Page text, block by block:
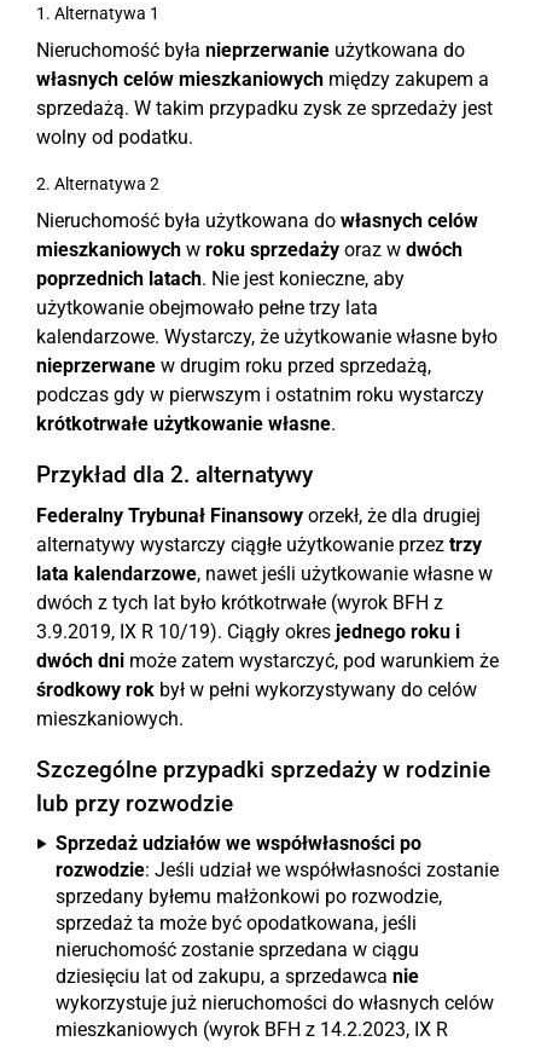
1. Alternatywa 1
Nieruchomość była nieprzerwanie użytkowana do
własnych celów mieszkaniowych między zakupem a
sprzedażą. W takim przypadku zysk ze sprzedaży jest
wolny od podatku.
2. Alternatywa 2
Nieruchomość była użytkowana do własnych celów
mieszkaniowych w roku sprzedaży oraz w dwóch
poprzednich latach. Nie jest konieczne, aby
użytkowanie obejmowało pełne trzy lata
kalendarzowe. Wystarczy, że użytkowanie własne było
nieprzerwane w drugim roku przed sprzedażą,
podczas gdy w pierwszym i ostatnim roku wystarczy
krótkotrwałe użytkowanie własne.
Przykład dla 2. alternatywy
Federalny Trybunał Finansowy orzekł, że dla drugiej
alternatywy wystarczy ciągłe użytkowanie przez trzy
lata kalendarzowe, nawet jeśli użytkowanie własne w
dwóch z tych lat było krótkotrwałe (wyrok BFH z
3.9.2019, IX R 10/19). Ciągły okres jednego roku i
dwóch dni może zatem wystarczyć, pod warunkiem że
środkowy rok był w pełni wykorzystywany do celów
mieszkaniowych.
Szczególne przypadki sprzedaży w rodzinie
lub przy rozwodzie
Sprzedaż udziałów we współwłasności po
rozwodzie: Jeśli udział we współwłasności zostanie
sprzedany byłemu małżonkowi po rozwodzie,
sprzedaż ta może być opodatkowana, jeśli
nieruchomość zostanie sprzedana w ciągu
dziesięciu lat od zakupu, a sprzedawca nie
wykorzystuje już nieruchomości do własnych celów
mieszkaniowych (wyrok BFH z 14.2.2023, IX R